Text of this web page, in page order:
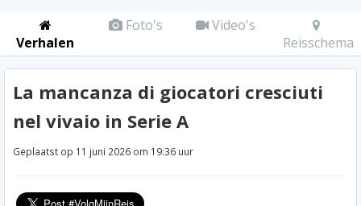
Verhalen
Foto's
Video's
Reisschema
La mancanza di giocatori cresciuti
nel vivaio in Serie A
Geplaatst op 11 juni 2026 om 19:36 uur